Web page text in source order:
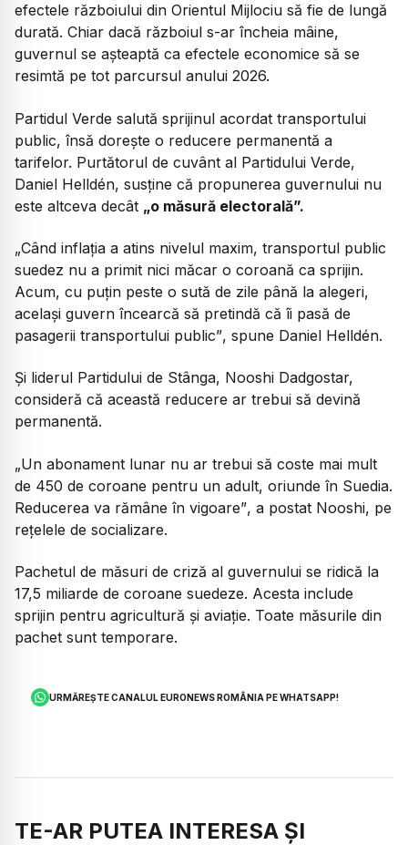
efectele războiului din Orientul Mijlociu să fie de lungă
durată. Chiar dacă războiul s-ar încheia mâine,
guvernul se așteaptă ca efectele economice să se
resimtă pe tot parcursul anului 2026.
Partidul Verde salută sprijinul acordat transportului
public, însă dorește o reducere permanentă a
tarifelor. Purtătorul de cuvânt al Partidului Verde,
Daniel Helldén, susține că propunerea guvernului nu
este altceva decât „o măsură electorală”.
„Când inflația a atins nivelul maxim, transportul public
suedez nu a primit nici măcar o coroană ca sprijin.
Acum, cu puțin peste o sută de zile până la alegeri,
același guvern încearcă să pretindă că îi pasă de
pasagerii transportului public”, spune Daniel Helldén.
Și liderul Partidului de Stânga, Nooshi Dadgostar,
consideră că această reducere ar trebui să devină
permanentă.
„Un abonament lunar nu ar trebui să coste mai mult
de 450 de coroane pentru un adult, oriunde în Suedia.
Reducerea va rămâne în vigoare”, a postat Nooshi, pe
rețelele de socializare.
Pachetul de măsuri de criză al guvernului se ridică la
17,5 miliarde de coroane suedeze. Acesta include
sprijin pentru agricultură și aviație. Toate măsurile din
pachet sunt temporare.
URMĂREȘTE CANALUL EURONEWS ROMÂNIA PE WHATSAPP!
TE-AR PUTEA INTERESA ȘI